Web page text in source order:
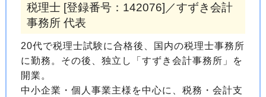
税理士 [登録番号：142076]／すずき会計
事務所 代表
20代で税理士試験に合格後、国内の税理士事務所
に勤務。その後、独立し「すずき会計事務所」を
開業。
中小企業・個人事業主様を中心に、税務・会計支